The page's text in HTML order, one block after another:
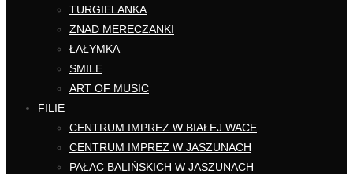
TURGIELANKA
ZNAD MERECZANKI
ŁAŁYMKA
SMILE
ART OF MUSIC
FILIE
CENTRUM IMPREZ W BIAŁEJ WACE
CENTRUM IMPREZ W JASZUNACH
PAŁAC BALIŃSKICH W JASZUNACH